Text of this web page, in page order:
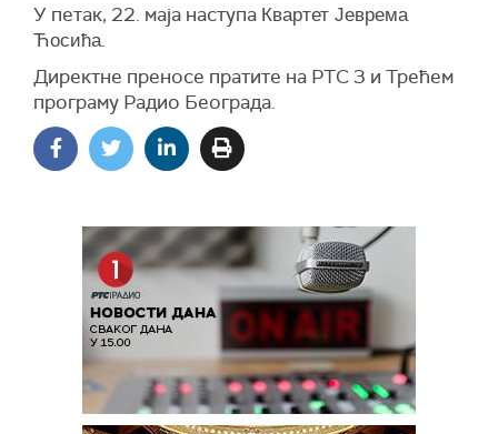
У петак, 22. маја наступа Квартет Јеврема
Ћосића.
Директне преносе пратите на РТС 3 и Трећем
програму Радио Београда.